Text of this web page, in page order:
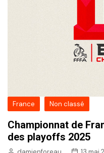
France Non classé
Championnat de
des playoffs 2025